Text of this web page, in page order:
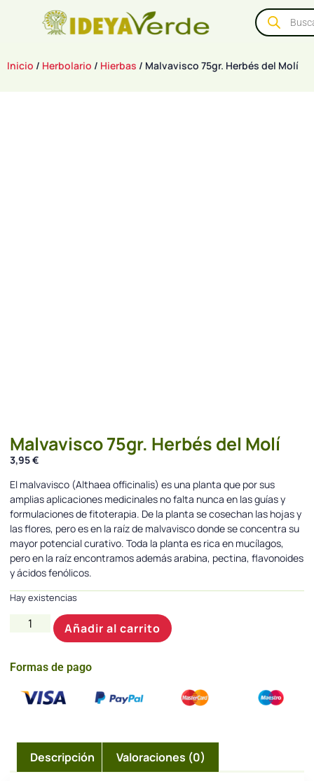
Inicio / Herbolario / Hierbas / Malvavisco 75gr. Herbés del Molí
Malvavisco 75gr. Herbés del Molí
3,95€
El malvavisco (Althaea officinalis) es una planta que por sus
amplias aplicaciones medicinales no falta nunca en las guías y
formulaciones de fitoterapia. De la planta se cosechan las hojas y
las flores, pero es en la raíz de malvavisco donde se concentra su
mayor potencial curativo. Toda la planta es rica en mucílagos,
pero en la raíz encontramos además arabina, pectina, flavonoides
y ácidos fenólicos.
Hay existencias
Añadir al carrito
Formas de pago
Descripción Valoraciones (0)